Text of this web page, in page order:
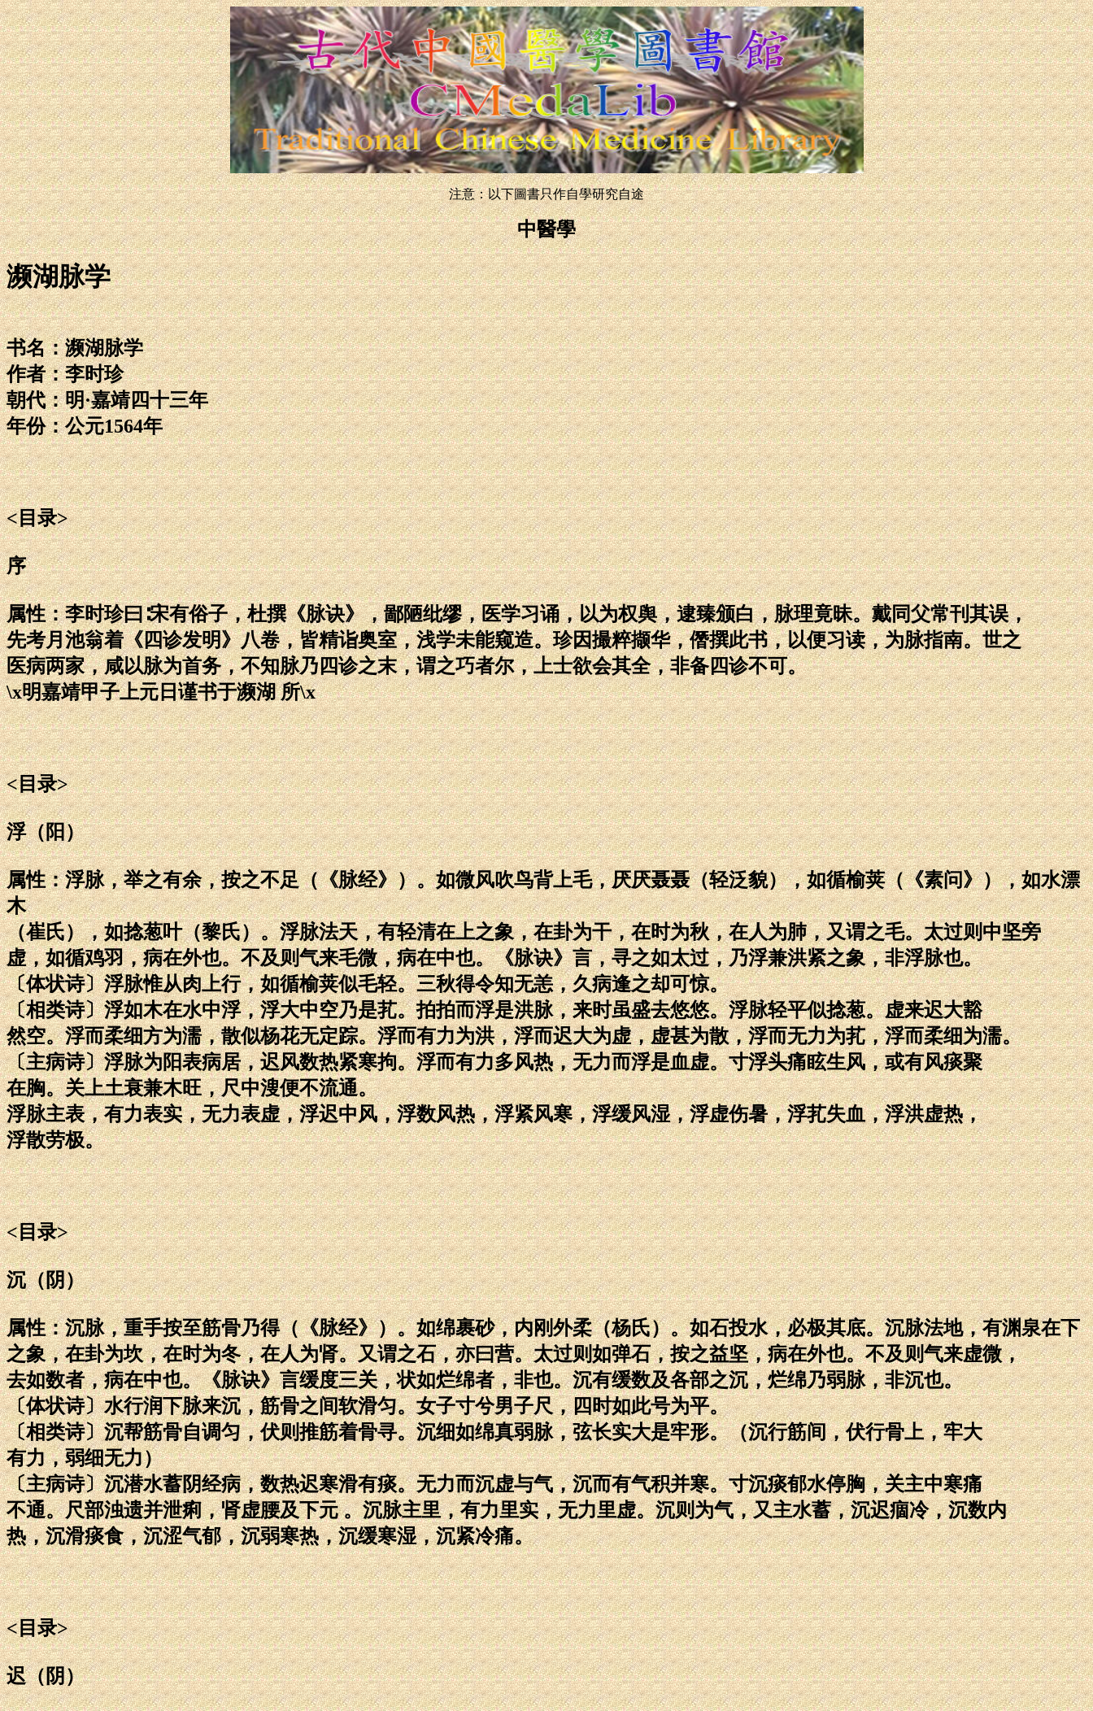
注意：以下圖書只作自學研究自途
中醫學
濒湖脉学
书名：濒湖脉学
作者：李时珍
朝代：明·嘉靖四十三年
年份：公元1564年
<目录>
序
属性：李时珍曰∶宋有俗子，杜撰《脉诀》，鄙陋纰缪，医学习诵，以为权舆，逮臻颁白，脉理竟昧。戴同父常刊其误，
先考月池翁着《四诊发明》八卷，皆精诣奥室，浅学未能窥造。珍因撮粹撷华，僭撰此书，以便习读，为脉指南。世之
医病两家，咸以脉为首务，不知脉乃四诊之末，谓之巧者尔，上士欲会其全，非备四诊不可。
\x明嘉靖甲子上元日谨书于濒湖 所\x
<目录>
浮（阳）
属性：浮脉，举之有余，按之不足（《脉经》）。如微风吹鸟背上毛，厌厌聂聂（轻泛貌），如循榆荚（《素问》），如水漂
木
（崔氏），如捻葱叶（黎氏）。浮脉法天，有轻清在上之象，在卦为干，在时为秋，在人为肺，又谓之毛。太过则中坚旁
虚，如循鸡羽，病在外也。不及则气来毛微，病在中也。《脉诀》言，寻之如太过，乃浮兼洪紧之象，非浮脉也。
〔体状诗〕浮脉惟从肉上行，如循榆荚似毛轻。三秋得令知无恙，久病逢之却可惊。
〔相类诗〕浮如木在水中浮，浮大中空乃是芤。拍拍而浮是洪脉，来时虽盛去悠悠。浮脉轻平似捻葱。虚来迟大豁
然空。浮而柔细方为濡，散似杨花无定踪。浮而有力为洪，浮而迟大为虚，虚甚为散，浮而无力为芤，浮而柔细为濡。
〔主病诗〕浮脉为阳表病居，迟风数热紧寒拘。浮而有力多风热，无力而浮是血虚。寸浮头痛眩生风，或有风痰聚
在胸。关上土衰兼木旺，尺中溲便不流通。
浮脉主表，有力表实，无力表虚，浮迟中风，浮数风热，浮紧风寒，浮缓风湿，浮虚伤暑，浮芤失血，浮洪虚热，
浮散劳极。
<目录>
沉（阴）
属性：沉脉，重手按至筋骨乃得（《脉经》）。如绵裹砂，内刚外柔（杨氏）。如石投水，必极其底。沉脉法地，有渊泉在下
之象，在卦为坎，在时为冬，在人为肾。又谓之石，亦曰营。太过则如弹石，按之益坚，病在外也。不及则气来虚微，
去如数者，病在中也。《脉诀》言缓度三关，状如烂绵者，非也。沉有缓数及各部之沉，烂绵乃弱脉，非沉也。
〔体状诗〕水行润下脉来沉，筋骨之间软滑匀。女子寸兮男子尺，四时如此号为平。
〔相类诗〕沉帮筋骨自调匀，伏则推筋着骨寻。沉细如绵真弱脉，弦长实大是牢形。（沉行筋间，伏行骨上，牢大
有力，弱细无力）
〔主病诗〕沉潜水蓄阴经病，数热迟寒滑有痰。无力而沉虚与气，沉而有气积并寒。寸沉痰郁水停胸，关主中寒痛
不通。尺部浊遗并泄痢，肾虚腰及下元 。沉脉主里，有力里实，无力里虚。沉则为气，又主水蓄，沉迟痼冷，沉数内
热，沉滑痰食，沉涩气郁，沉弱寒热，沉缓寒湿，沉紧冷痛。
<目录>
迟（阴）